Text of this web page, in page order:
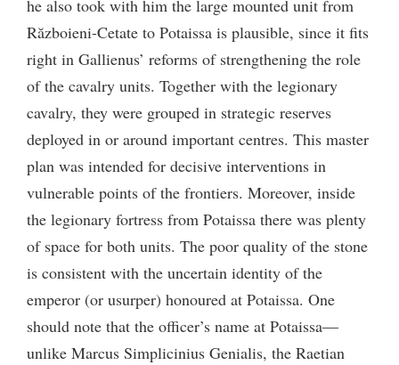
he also took with him the large mounted unit from
Războieni-Cetate to Potaissa is plausible, since it fits
right in Gallienus’ reforms of strengthening the role
of the cavalry units. Together with the legionary
cavalry, they were grouped in strategic reserves
deployed in or around important centres. This master
plan was intended for decisive interventions in
vulnerable points of the frontiers. Moreover, inside
the legionary fortress from Potaissa there was plenty
of space for both units. The poor quality of the stone
is consistent with the uncertain identity of the
emperor (or usurper) honoured at Potaissa. One
should note that the officer’s name at Potaissa—
unlike Marcus Simplicinius Genialis, the Raetian